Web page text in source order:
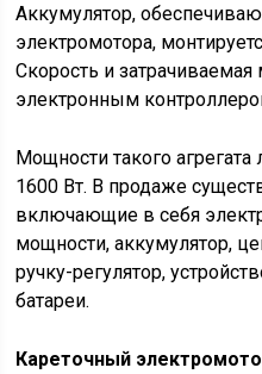
Аккумулятор,
электромотора,
Скорость и
электронным
Мощности такого
1600 Вт. В продаже
включающие в себя
мощности, аккумулятор,
ручку-регулятор,
батареи.
Кареточный